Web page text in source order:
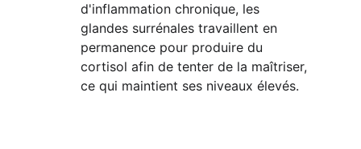
d'inflammation chronique, les
glandes surrénales travaillent en
permanence pour produire du
cortisol afin de tenter de la maîtriser,
ce qui maintient ses niveaux élevés.